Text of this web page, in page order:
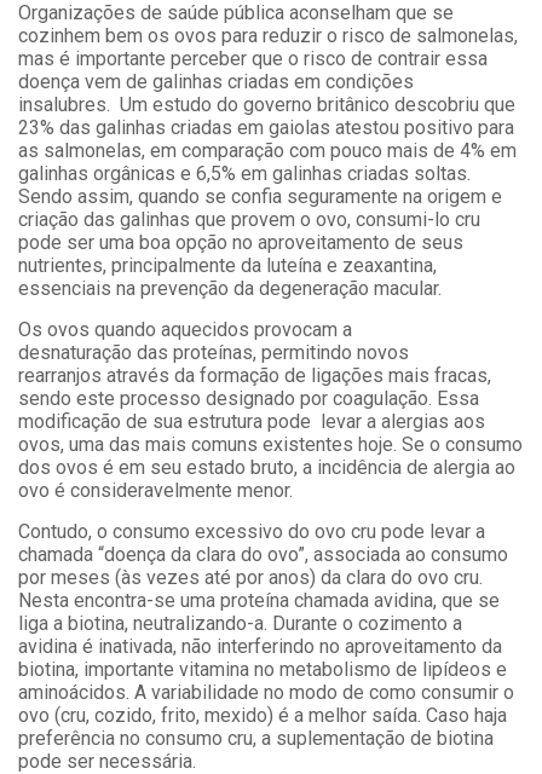
Organizações de saúde pública aconselham que se
cozinhem bem os ovos para reduzir o risco de salmonelas,
mas é importante perceber que o risco de contrair essa
doença vem de galinhas criadas em condições
insalubres. Um estudo do governo britânico descobriu que
23% das galinhas criadas em gaiolas atestou positivo para
as salmonelas, em comparação com pouco mais de 4% em
galinhas orgânicas e 6,5% em galinhas criadas soltas.
Sendo assim, quando se confia seguramente na origem e
criação das galinhas que provem o ovo, consumi-lo cru
pode ser uma boa opção no aproveitamento de seus
nutrientes, principalmente da luteína e zeaxantina,
essenciais na prevenção da degeneração macular.
Os ovos quando aquecidos provocam a
desnaturação das proteínas, permitindo novos
rearranjos através da formação de ligações mais fracas,
sendo este processo designado por coagulação. Essa
modificação de sua estrutura pode levar a alergias aos
ovos, uma das mais comuns existentes hoje. Se o consumo
dos ovos é em seu estado bruto, a incidência de alergia ao
ovo é consideravelmente menor.
Contudo, o consumo excessivo do ovo cru pode levar a
chamada “doença da clara do ovo”, associada ao consumo
por meses (às vezes até por anos) da clara do ovo cru.
Nesta encontra-se uma proteína chamada avidina, que se
liga a biotina, neutralizando-a. Durante o cozimento a
avidina é inativada, não interferindo no aproveitamento da
biotina, importante vitamina no metabolismo de lipídeos e
aminoácidos. A variabilidade no modo de como consumir o
ovo (cru, cozido, frito, mexido) é a melhor saída. Caso haja
preferência no consumo cru, a suplementação de biotina
pode ser necessária.